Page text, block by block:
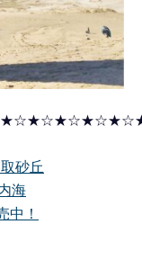
砂丘
海
中！